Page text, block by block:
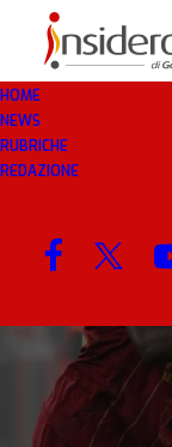
HOME
NEWS
RUBRICHE
REDAZIONE
14 DIC 2024